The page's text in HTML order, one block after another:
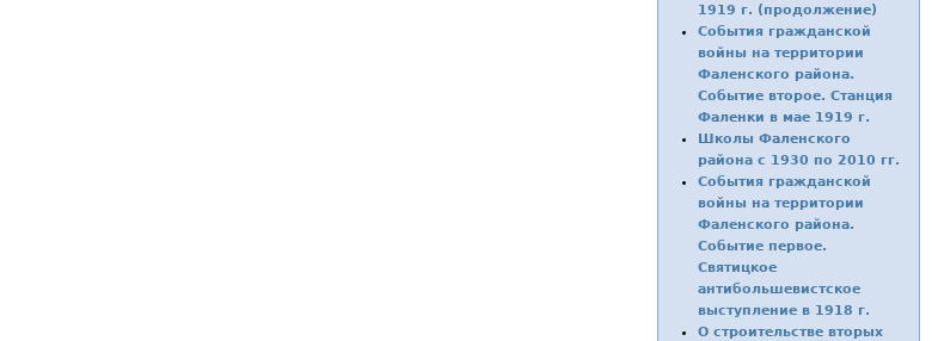
1919 г. (продолжение)
События гражданской
войны на территории
Фаленского района.
Событие второе. Станция
Фаленки в мае 1919 г.
Школы Фаленского
района с 1930 по 2010 гг.
События гражданской
войны на территории
Фаленского района.
Событие первое.
Святицкое
антибольшевистское
выступление в 1918 г.
О строительстве вторых